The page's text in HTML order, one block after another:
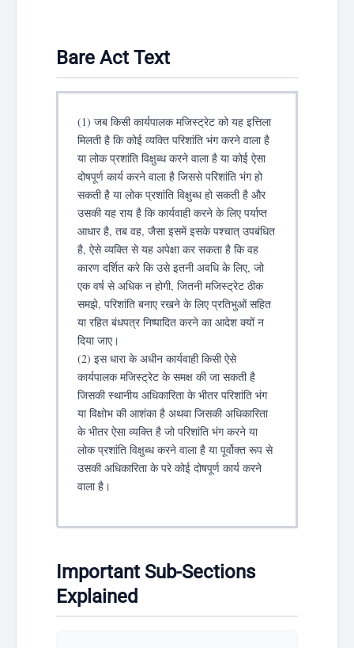
Bare Act Text
(1) जब किसी कार्यपालक मजिस्ट्रेट को यह इत्तिला
मिलती है कि कोई व्यक्ति परिशांति भंग करने वाला है
या लोक प्रशांति विक्षुब्ध करने वाला है या कोई ऐसा
दोषपूर्ण कार्य करने वाला है जिससे परिशांति भंग हो
सकती है या लोक प्रशांति विक्षुब्ध हो सकती है और
उसकी यह राय है कि कार्यवाही करने के लिए पर्याप्त
आधार है, तब वह, जैसा इसमें इसके पश्चात् उपबंधित
है, ऐसे व्यक्ति से यह अपेक्षा कर सकता है कि वह
कारण दर्शित करे कि उसे इतनी अवधि के लिए, जो
एक वर्ष से अधिक न होगी, जितनी मजिस्ट्रेट ठीक
समझे, परिशांति बनाए रखने के लिए प्रतिभुओं सहित
या रहित बंधपत्र निष्पादित करने का आदेश क्यों न
दिया जाए।
(2) इस धारा के अधीन कार्यवाही किसी ऐसे
कार्यपालक मजिस्ट्रेट के समक्ष की जा सकती है
जिसकी स्थानीय अधिकारिता के भीतर परिशांति भंग
या विक्षोभ की आशंका है अथवा जिसकी अधिकारिता
के भीतर ऐसा व्यक्ति है जो परिशांति भंग करने या
लोक प्रशांति विक्षुब्ध करने वाला है या पूर्वोक्त रूप से
उसकी अधिकारिता के परे कोई दोषपूर्ण कार्य करने
वाला है।
Important Sub-Sections
Explained